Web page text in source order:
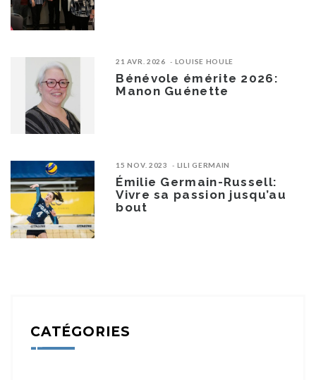
21 AVR. 2026 LOUISE HOULE
Bénévole émérite 2026:
Manon Guénette
15 NOV. 2023 LILI GERMAIN
Émilie Germain-Russell:
Vivre sa passion jusqu’au
bout
CATÉGORIES